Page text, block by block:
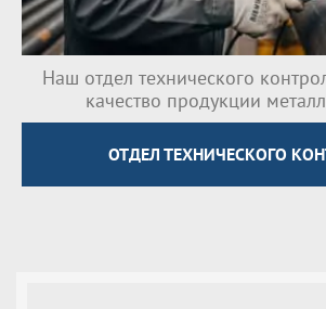
Наш отдел технического
качество продукции
ОТДЕЛ ТЕХНИЧЕСКОГО